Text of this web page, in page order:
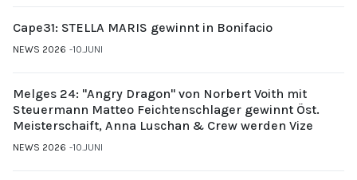
Cape31: STELLA MARIS gewinnt in Bonifacio
NEWS 2026 10.JUNI
Melges 24: "Angry Dragon" von Norbert Voith mit
Steuermann Matteo Feichtenschlager gewinnt Öst.
Meisterschaift, Anna Luschan & Crew werden Vize
NEWS 2026 10.JUNI